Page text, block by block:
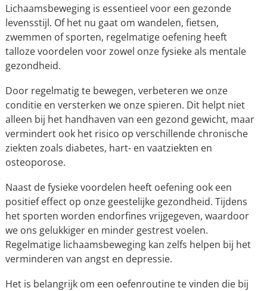
Lichaamsbeweging is essentieel voor een gezonde
levensstijl. Of het nu gaat om wandelen, fietsen,
zwemmen of sporten, regelmatige oefening heeft
talloze voordelen voor zowel onze fysieke als mentale
gezondheid.
Door regelmatig te bewegen, verbeteren we onze
conditie en versterken we onze spieren. Dit helpt niet
alleen bij het handhaven van een gezond gewicht, maar
vermindert ook het risico op verschillende chronische
ziekten zoals diabetes, hart- en vaatziekten en
osteoporose.
Naast de fysieke voordelen heeft oefening ook een
positief effect op onze geestelijke gezondheid. Tijdens
het sporten worden endorfines vrijgegeven, waardoor
we ons gelukkiger en minder gestrest voelen.
Regelmatige lichaamsbeweging kan zelfs helpen bij het
verminderen van angst en depressie.
Het is belangrijk om een oefenroutine te vinden die bij